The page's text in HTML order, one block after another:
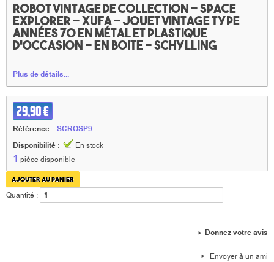
Robot vintage de collection - Space
Explorer - Xufa - jouet vintage type
années 70 en métal et plastique
d'occasion - en boite - Schylling
Plus de détails...
29,90 €
Référence : SCROSP9
Disponibilité :
En stock
1 pièce disponible
Quantité :
Donnez votre avis
Envoyer à un ami